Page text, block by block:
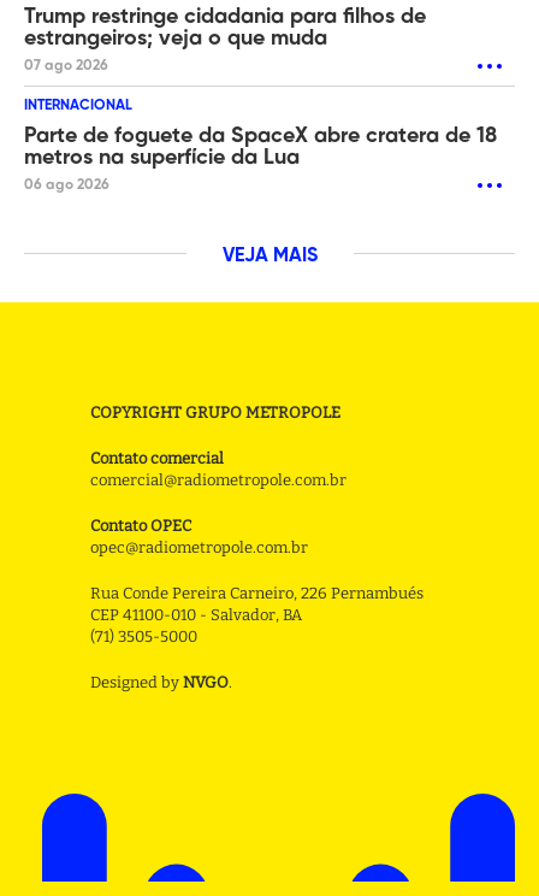
Trump restringe cidadania para filhos de
estrangeiros; veja o que muda
07 ago 2026
INTERNACIONAL
Parte de foguete da SpaceX abre cratera de 18
metros na superfície da Lua
06 ago 2026
VEJA MAIS
COPYRIGHT GRUPO METROPOLE
Contato comercial
comercial@radiometropole.com.br
Contato OPEC
opec@radiometropole.com.br
Rua Conde Pereira Carneiro, 226 Pernambués
CEP 41100-010 - Salvador, BA
(71) 3505-5000
Designed by NVGO.